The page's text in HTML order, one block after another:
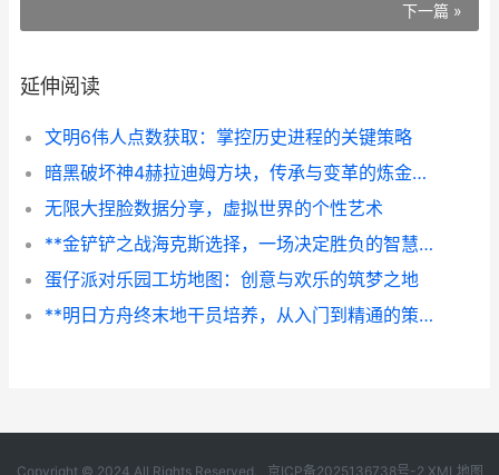
下一篇 »
延伸阅读
文明6伟人点数获取：掌控历史进程的关键策略
暗黑破坏神4赫拉迪姆方块，传承与变革的炼金核心
无限大捏脸数据分享，虚拟世界的个性艺术
**金铲铲之战海克斯选择，一场决定胜负的智慧博弈**
蛋仔派对乐园工坊地图：创意与欢乐的筑梦之地
**明日方舟终末地干员培养，从入门到精通的策略指南，副标题，资源规划与战术抉择的艺术**
Copyright © 2024 All Rights Reserved. 京ICP备2025136738号-2 XML地图